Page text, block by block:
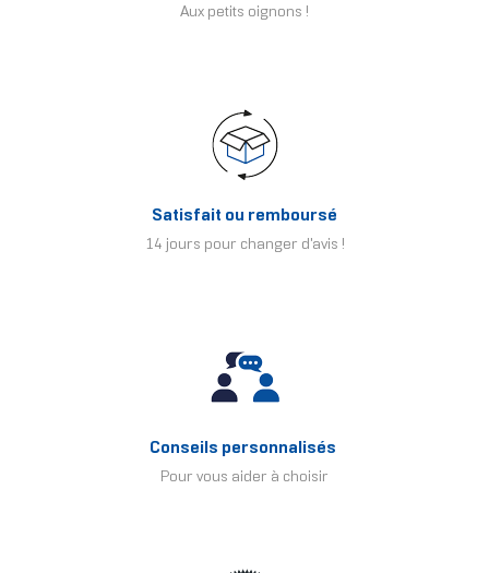
Aux petits oignons !
Satisfait ou remboursé
14 jours pour changer d'avis !
Conseils personnalisés
Pour vous aider à choisir